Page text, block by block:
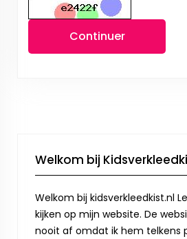
Continuer
Welkom bij
Welkom bij kidsverkleedkist.nl
kijken op mijn website. De
nooit af omdat ik hem telkens